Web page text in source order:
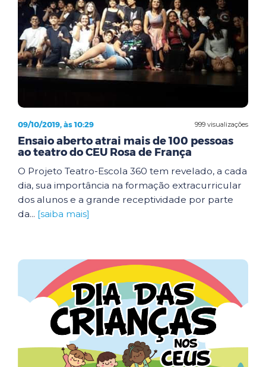
999 visualizações
09/10/2019, às 10:29
Ensaio aberto atrai mais de 100 pessoas
ao teatro do CEU Rosa de França
O Projeto Teatro-Escola 360 tem revelado, a cada
dia, sua importância na formação extracurricular
dos alunos e a grande receptividade por parte
da... [saiba mais]